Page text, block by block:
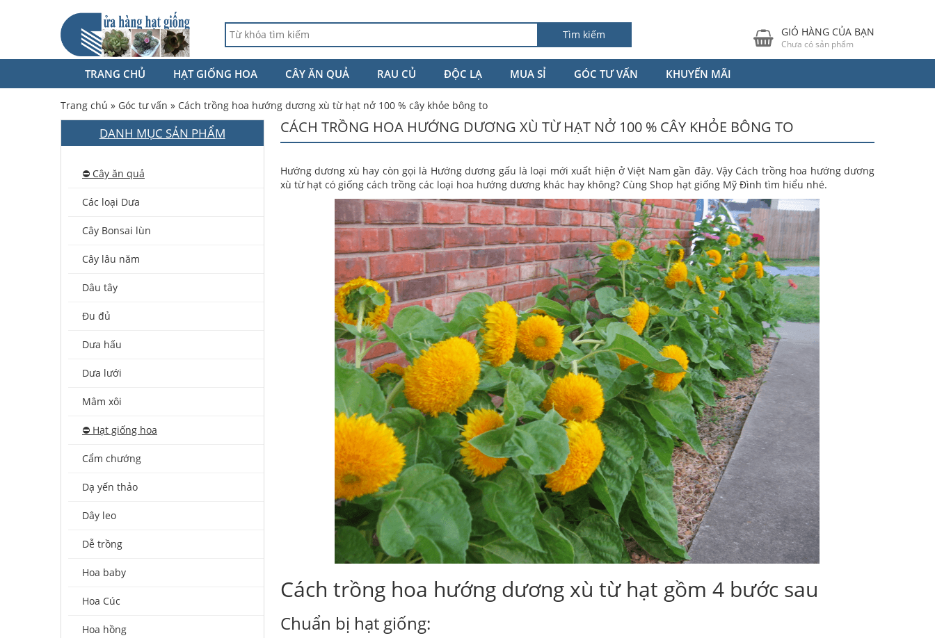
Tìm kiếm GIỎ HÀNG CỦA BẠN
Chưa có sản phẩm
TRANG CHỦ HẠT GIỐNG HOA CÂY ĂN QUẢ RAU CỦ ĐỘC LẠ MUA SỈ GÓC TƯ VẤN KHUYẾN MÃI
Trang chủ » Góc tư vấn » Cách trồng hoa hướng dương xù từ hạt nở 100 % cây khỏe bông to
CÁCH TRỒNG HOA HƯỚNG DƯƠNG XÙ TỪ HẠT NỞ 100 % CÂY KHỎE BÔNG TO
Hướng dương xù hay còn gọi là Hướng dương gấu là loại mới xuất hiện ở Việt Nam gần đây. Vậy Cách trồng hoa hướng dương
xù từ hạt có giống cách trồng các loại hoa hướng dương khác hay không? Cùng Shop hạt giống Mỹ Đình tìm hiểu nhé.
Cách trồng hoa hướng dương xù từ hạt gồm 4 bước sau
Chuẩn bị hạt giống:
DANH MỤC SẢN PHẨM
⛔️ Cây ăn quả
Các loại Dưa
Cây Bonsai lùn
Cây lâu năm
Dâu tây
Đu đủ
Dưa hấu
Dưa lưới
Mâm xôi
⛔️ Hạt giống hoa
Cẩm chướng
Dạ yến thảo
Dây leo
Dễ trồng
Hoa baby
Hoa Cúc
Hoa hồng